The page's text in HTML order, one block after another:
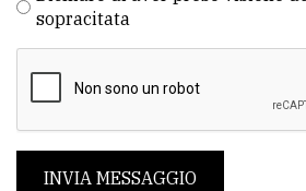
sopracitata
INVIA MESSAGGIO